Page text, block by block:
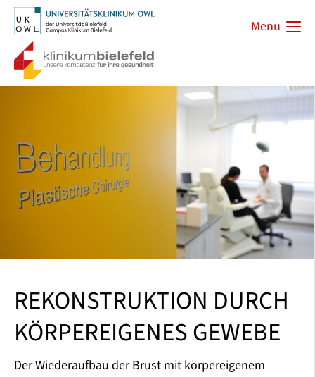
Menu
REKONSTRUKTION DURCH
KÖRPEREIGENES GEWEBE
Der Wiederaufbau der Brust mit körpereigenem